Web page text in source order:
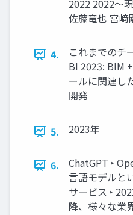
2022 2022〜
佐藤竜也 宮﨑
4.
これまでのチ
BI 2023: BIM
ールに関連し
開発
5. 2023年
6.
ChatGPT ‣
言語モデルと
サービス ‣
降、様々な業